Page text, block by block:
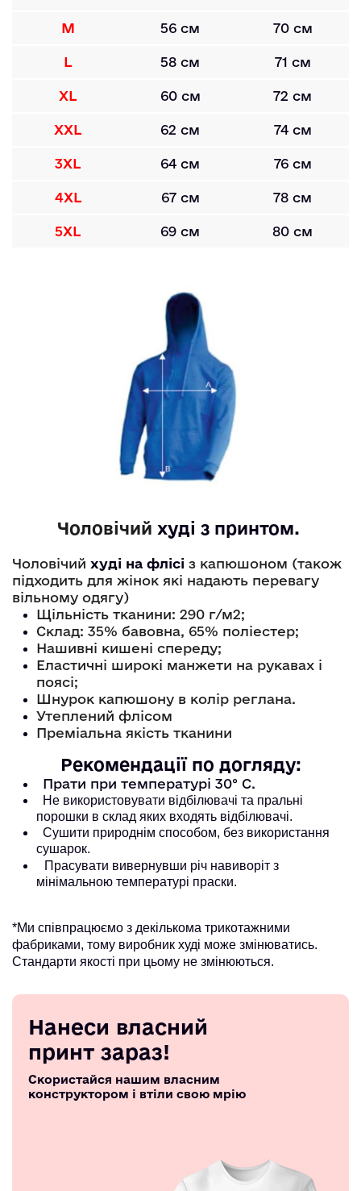
M 56 см 70 см
L 58 см 71 см
XL 60 см 72 см
XXL 62 см 74 см
3XL 64 см 76 см
4XL 67 см 78 см
5XL 69 см 80 см
Чоловічий худі з принтом.
Чоловічий худі на флісі з капюшоном (також
підходить для жінок які надають перевагу
вільному одягу)
Щільність тканини: 290 г/м2;
Склад: 35% бавовна, 65% поліестер;
Нашивні кишені спереду;
Еластичні широкі манжети на рукавах і
поясі;
Шнурок капюшону в колір реглана.
Утеплений флісом
Преміальна якість тканини
Рекомендації по догляду:
Прати при температурі 30° С.
Не використовувати відбілювачі та пральні
порошки в склад яких входять відбілювачі.
Сушити природнім способом, без використання
сушарок.
Прасувати вивернувши річ навиворіт з
мінімальною температурі праски.
*Ми співпрацюємо з декількома трикотажними
фабриками, тому виробник худі може змінюватись.
Стандарти якості при цьому не змінюються.
Нанеси власний
принт зараз!
Скористайся нашим власним
конструктором і втіли свою мрію